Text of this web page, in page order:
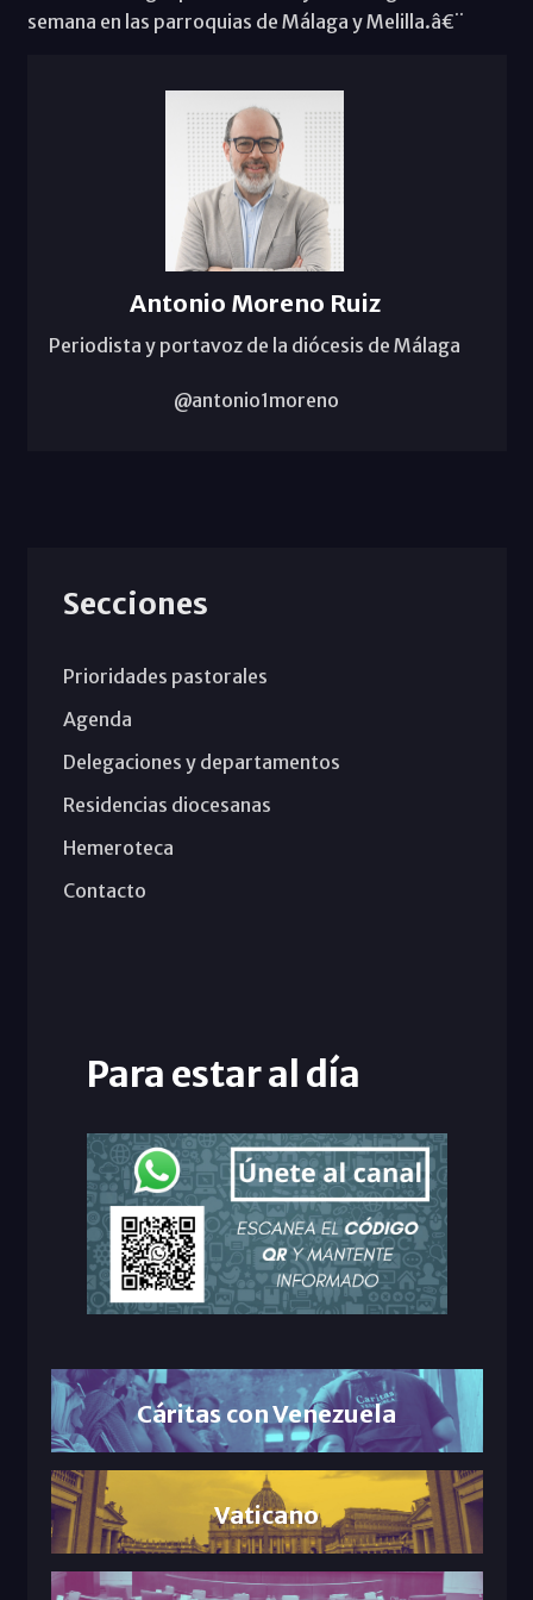
semana en las parroquias de Málaga y Melilla.â€¨
Antonio Moreno Ruiz
Periodista y portavoz de la diócesis de Málaga
@antonio1moreno
Secciones
Prioridades pastorales
Agenda
Delegaciones y departamentos
Residencias diocesanas
Hemeroteca
Contacto
Para estar al día
Cáritas con Venezuela
Vaticano